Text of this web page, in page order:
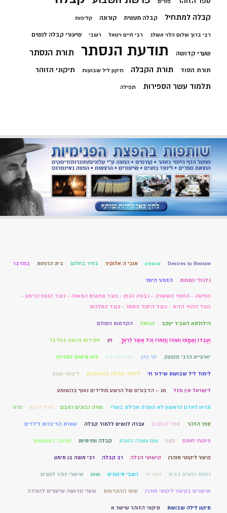
קבלה למתחיל קבלה מעשית קורונה קליפות
רבי ברוך שלום הלוי אשלג רבי חיים ויטאל רשבי שיעורי קבלה לנשים
שערי קדושה תודעת הנסתר תורת הנסתר
תורת הסוד תורת הקבלה תיקון ליל שבועות תיקוני הזוהר
תלמוד עשר הספירות תפילה
Desires to Bestow
peace אנכי ה אלוקיך בחיר בחלום בית הרוחות במדבר
גלגולי נשמות הזוהר היומי
החיטה - החסד השעורה - גבורה הגפן - כנגד תפארת התאנה - כנגד הנצח הרימון -
כנגד ההוד הזית - כנגד היסוד התמר - כנגד המלכות
הילולתא האביר יעקב הכותל הקדמות הסולם
וְעַבְדּוֹ וַאֲמָתוֹ וְשׁוֹרוֹ וַחֲמֹרוֹ וְכֹל אֲשֶׁר לְרֵעֶךָ. חן חסידות פרשת במדבר
יארצייט הרבי מקוצק יוני כהן כוח הכבידה לוח סיאנס למכירה
לימוד ליל שבועות שידור חי לימודי קבלה באינטרנט ליקוטי עצות
לישראל אין מזל מג – הדבורים של הרשע מולידים נאוף בהשומע
מדוע לאדם הראשון לא הותרה אכילת בשר? מורה נבוכים רמבם מזל דרקון מרור
ספר הזהר ספרי הרמבם עברה לנשים ללמוד קבלה עשרת הדיברות לילדים
פיתוחי חותם פסח צום עשרה בטבת קבלה ופנימיות קורונה בעצמאות
קיצור ליקוטי מוהרן קישוטי הכלה רב קבלה רבי משה בן מימון
רוחות רפאים בבית רוחניות רשבי תיקונים שטן שיעורי זוהר לנשים
שיעורים בקיצור ליקוטי מוהרן שער ההקדמות שערי קדושה שיעורים להורדה
תיקון לילה שבועות תיקוני הזוהר שיעור א